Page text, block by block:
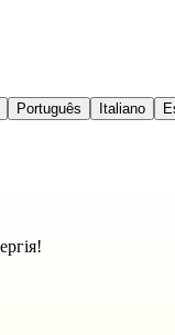
Português Italiano